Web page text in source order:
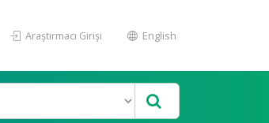
Araştırmacı Girişi English